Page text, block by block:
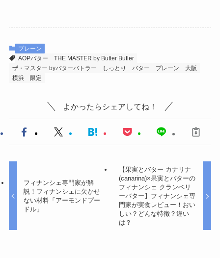
プレーン
AOPバター
THE MASTER by Butter Butler
ザ・マスター byバターバトラー
しっとり バター プレーン
大阪
横浜
限定
よかったらシェアしてね！
フィナンシェ専門家が解
説！フィナンシェに欠かせ
ない材料「アーモンドプー
ドル」
【果実とバター カナリナ
(canarina)×果実とバターの
フィナンシェ クランベリ
ーバター】フィナンシェ専
門家が実食レビュー！おい
しい？どんな特徴？違い
は？